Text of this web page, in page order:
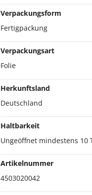
Verpackungsform
Fertigpackung
Verpackungsart
Folie
Herkunftsland
Deutschland
Haltbarkeit
Ungeöffnet mindestens 10
Artikelnummer
4503020042